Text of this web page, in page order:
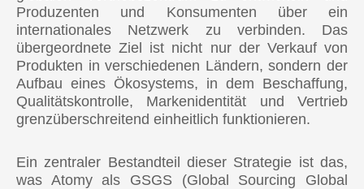
Produzenten und Konsumenten über ein
internationales Netzwerk zu verbinden. Das
übergeordnete Ziel ist nicht nur der Verkauf von
Produkten in verschiedenen Ländern, sondern der
Aufbau eines Ökosystems, in dem Beschaffung,
Qualitätskontrolle, Markenidentität und Vertrieb
grenzüberschreitend einheitlich funktionieren.
Ein zentraler Bestandteil dieser Strategie ist das,
was Atomy als GSGS (Global Sourcing Global